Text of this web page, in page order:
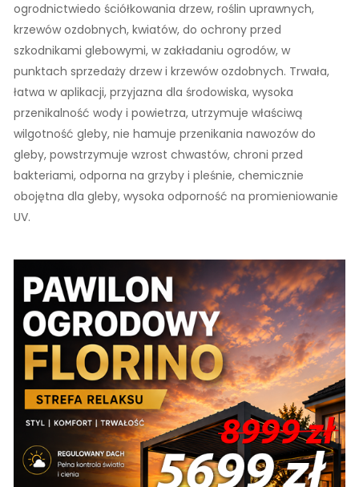
ogrodnictwiedo ściółkowania drzew, roślin uprawnych,
krzewów ozdobnych, kwiatów, do ochrony przed
szkodnikami glebowymi, w zakładaniu ogrodów, w
punktach sprzedaży drzew i krzewów ozdobnych. Trwała,
łatwa w aplikacji, przyjazna dla środowiska, wysoka
przenikalność wody i powietrza, utrzymuje właściwą
wilgotność gleby, nie hamuje przenikania nawozów do
gleby, powstrzymuje wzrost chwastów, chroni przed
bakteriami, odporna na grzyby i pleśnie, chemicznie
obojętna dla gleby, wysoka odporność na promieniowanie
UV.